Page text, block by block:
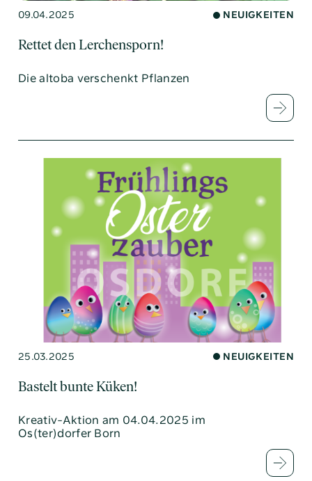
09.04.2025 NEUIGKEITEN
Rettet den Lerchensporn!
Die altoba verschenkt Pflanzen
25.03.2025 NEUIGKEITEN
Bastelt bunte Küken!
Kreativ-Aktion am 04.04.2025 im
Os(ter)dorfer Born